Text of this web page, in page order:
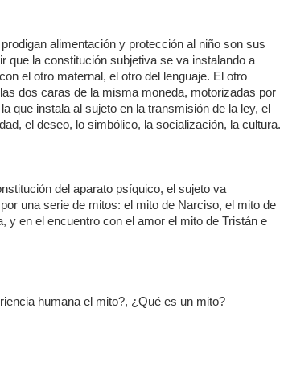
alimentación y protección al niño son sus
que la constitución subjetiva se va instalando a
el otro maternal, el otro del lenguaje. El otro
dos caras de la misma moneda, motorizadas por
que instala al sujeto en la transmisión de la ley, el
el deseo, lo simbólico, la socialización, la cultura.
del aparato psíquico, el sujeto va
una serie de mitos: el mito de Narciso, el mito de
y en el encuentro con el amor el mito de Tristán e
humana el mito?, ¿Qué es un mito?